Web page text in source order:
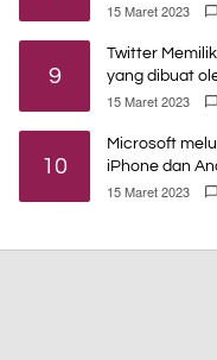
15 Maret 2023
9
Twitter
yang dibuat
15 Maret 2023
10
Microsoft
iPhone dan
15 Maret 2023